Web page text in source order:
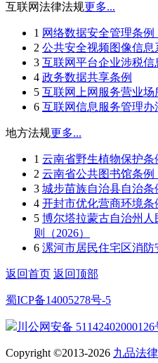
互联网法律法规更多...
1 网络数据安全管理条例
2 公共安全视频图像信息
3 互联网平台企业涉税信
4 政务数据共享条例
5 互联网上网服务营业场
6 互联网信息服务管理办
地方法规更多...
1 云南省野生植物保护条
2 云南省公共图书馆条例
3 城步苗族自治县自治条
4 开封市优化营商环境条
5 博尔塔拉蒙古自治州
则（2026）
6 漯河市居民住宅区消防
返回首页 返回顶部
蜀ICP备14005278号-5
川公网安备 51142402000126
Copyright ©2013-2026 九品法